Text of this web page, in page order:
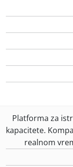
Platforma za
kapacitete.
realnom